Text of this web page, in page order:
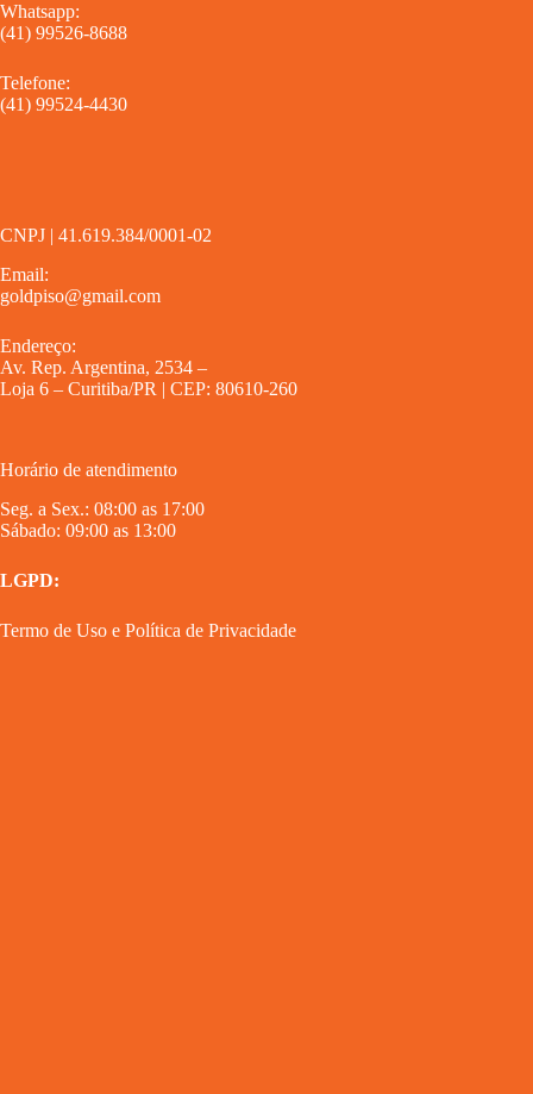
Whatsapp:
(41) 99526-8688
Telefone:
(41) 99524-4430
CNPJ | 41.619.384/0001-02
Email:
goldpiso@gmail.com
Endereço:
Av. Rep. Argentina, 2534 –
Loja 6 – Curitiba/PR | CEP: 80610-260
Horário de atendimento
Seg. a Sex.: 08:00 as 17:00
Sábado: 09:00 as 13:00
LGPD:
Termo de Uso e Política de Privacidade